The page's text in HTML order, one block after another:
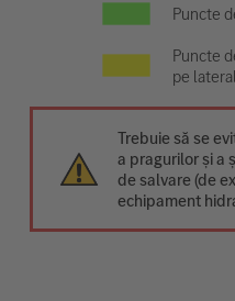
Puncte
Puncte
pe lateral
Trebuie să se
a pragurilor și a
de salvare (de
echipament